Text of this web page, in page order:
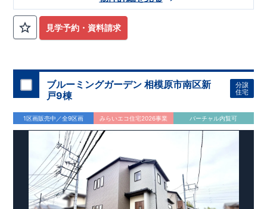
外から帰ってきたお子様も
​・
キッチンには 食器洗い機完備
​段差のないシームアンダーボウル仕様でお手入れ簡単◎
​・主寝室には
アクセントクロス使用♪
​↓↓クリックで詳細ご紹介
◆充実のアフターサポート◆
​東栄住宅では、お引き渡し後最大4回の無料点検と、最長60年
間の品質保証を実施。
​お引き渡しからが本当のお付き合いだと考え、アフターサービ
スを外部の業者に委託せず、
​東栄住宅グループ「東栄ホームサービス株式会社」にて責任を
もって対応いたします。
​​↓↓クリックで詳細ご紹介
見学予約・資料請求
ブルーミングガーデン 相模原市南区新
戸9棟
分譲
住宅
1区画販売中／全9区画 みらいエコ住宅2026事業 バーチャル内覧可